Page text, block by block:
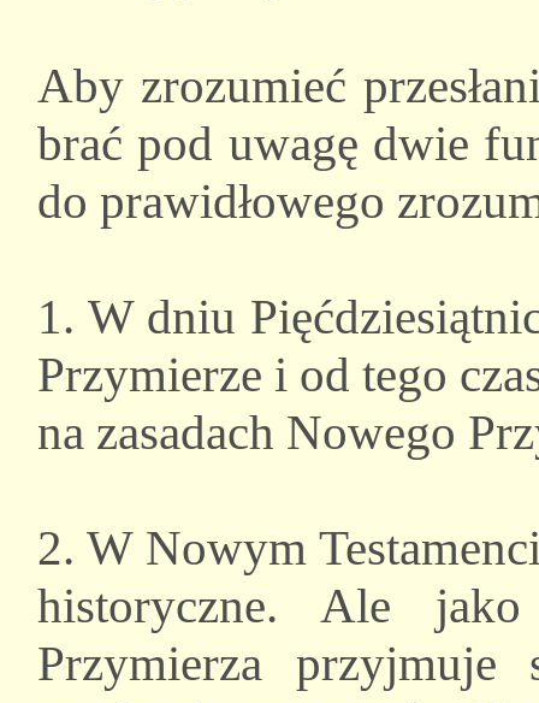
Aby zrozumieć
brać pod uwagę dwie
do prawidłowego
1. W dniu
Przymierze i od tego
na zasadach Nowego
2. W Nowym
historyczne. Ale
Przymierza